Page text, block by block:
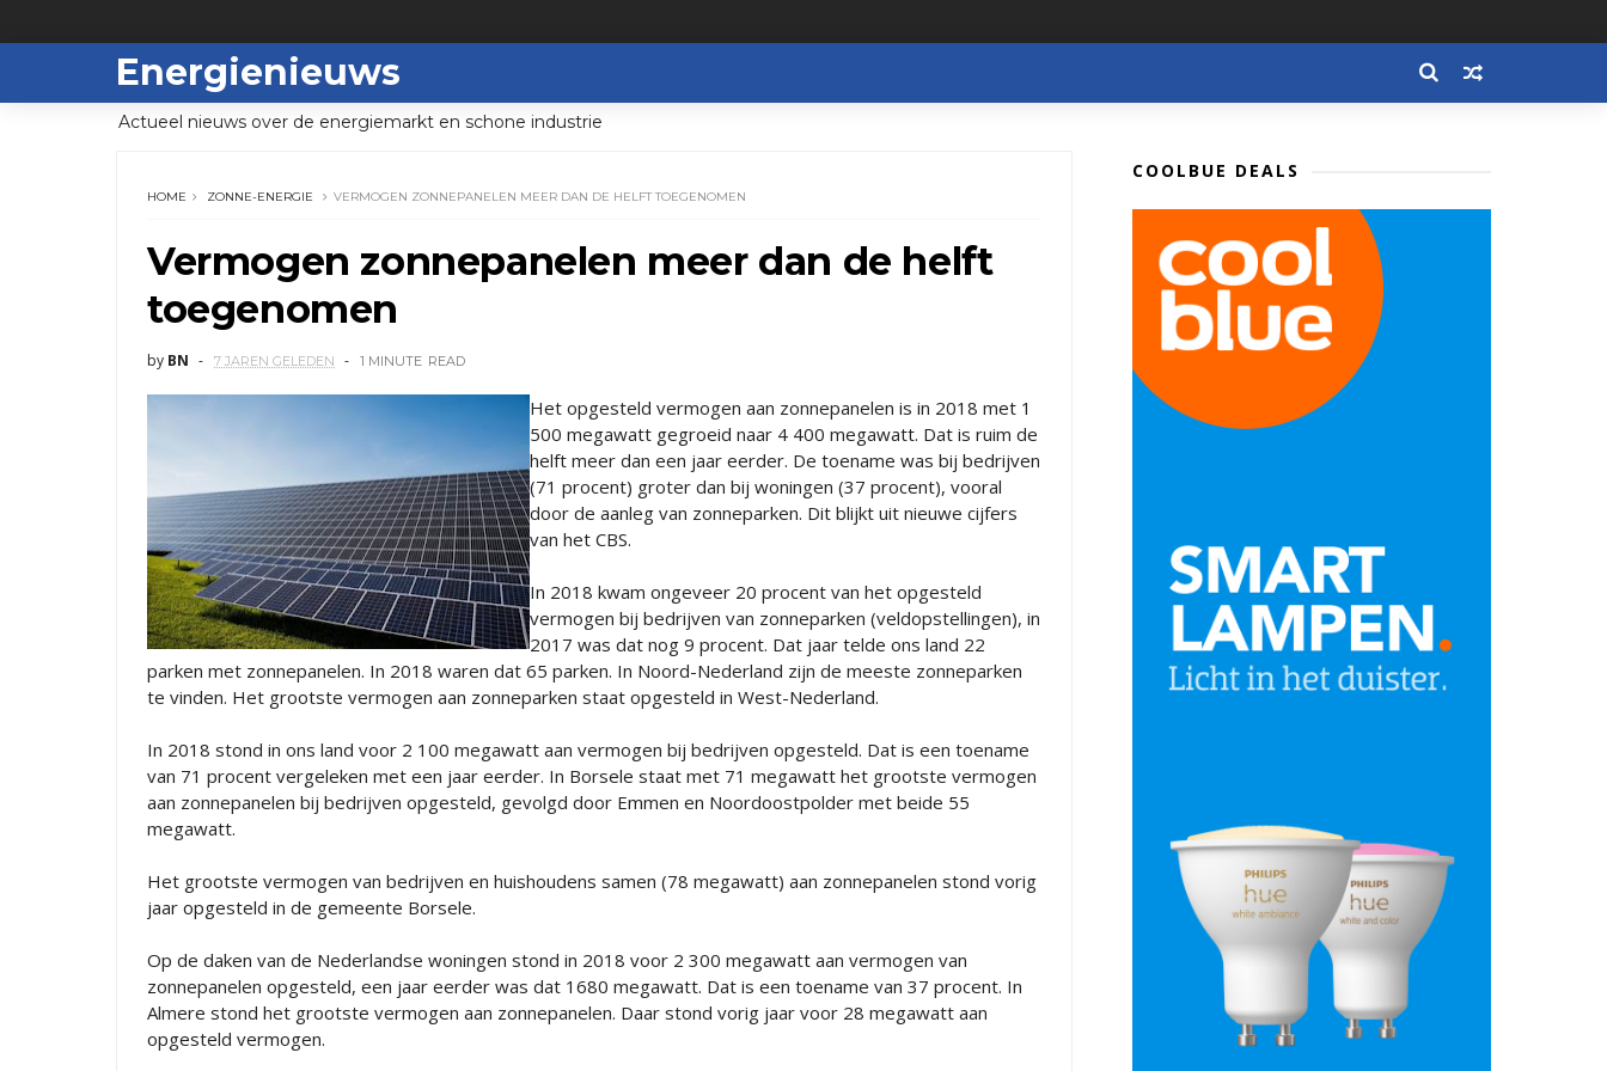
Energienieuws
Actueel nieuws over de energiemarkt en schone industrie
HOME ZONNE-ENERGIE VERMOGEN ZONNEPANELEN MEER DAN DE HELFT TOEGENOMEN
Vermogen zonnepanelen meer dan de helft
toegenomen
by BN 7 JAREN GELEDEN 1 MINUTE READ
Het opgesteld vermogen aan zonnepanelen is in 2018 met 1
500 megawatt gegroeid naar 4 400 megawatt. Dat is ruim de
helft meer dan een jaar eerder. De toename was bij bedrijven
(71 procent) groter dan bij woningen (37 procent), vooral
door de aanleg van zonneparken. Dit blijkt uit nieuwe cijfers
van het CBS.
In 2018 kwam ongeveer 20 procent van het opgesteld
vermogen bij bedrijven van zonneparken (veldopstellingen), in
2017 was dat nog 9 procent. Dat jaar telde ons land 22
parken met zonnepanelen. In 2018 waren dat 65 parken. In Noord-Nederland zijn de meeste zonneparken
te vinden. Het grootste vermogen aan zonneparken staat opgesteld in West-Nederland.
In 2018 stond in ons land voor 2 100 megawatt aan vermogen bij bedrijven opgesteld. Dat is een toename
van 71 procent vergeleken met een jaar eerder. In Borsele staat met 71 megawatt het grootste vermogen
aan zonnepanelen bij bedrijven opgesteld, gevolgd door Emmen en Noordoostpolder met beide 55
megawatt.
Het grootste vermogen van bedrijven en huishoudens samen (78 megawatt) aan zonnepanelen stond vorig
jaar opgesteld in de gemeente Borsele.
Op de daken van de Nederlandse woningen stond in 2018 voor 2 300 megawatt aan vermogen van
zonnepanelen opgesteld, een jaar eerder was dat 1680 megawatt. Dat is een toename van 37 procent. In
Almere stond het grootste vermogen aan zonnepanelen. Daar stond vorig jaar voor 28 megawatt aan
opgesteld vermogen.
COOLBUE DEALS